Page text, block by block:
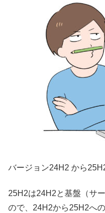
バージョン24H2 から
25H2は24H2と基盤（サ
ので、24H2から25H2へ